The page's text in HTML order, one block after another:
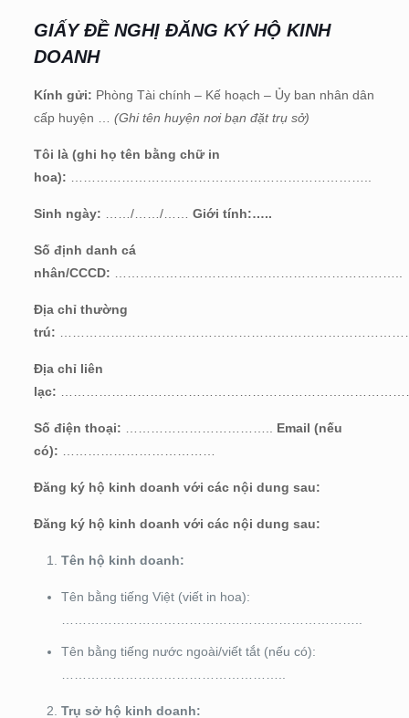
GIẤY ĐỀ NGHỊ ĐĂNG KÝ HỘ KINH
DOANH
Kính gửi: Phòng Tài chính – Kế hoạch – Ủy ban nhân dân
cấp huyện … (Ghi tên huyện nơi bạn đặt trụ sở)
Tôi là (ghi họ tên bằng chữ in
hoa):
Sinh ngày: ……/……/…… Giới tính:…..
Số định danh cá
nhân/CCCD:
Địa chỉ thường
trú:
Địa chỉ liên
lạc:
Số điện thoại:
Email (nếu
có):
Đăng ký hộ kinh doanh với các nội dung sau:
Đăng ký hộ kinh doanh với các nội dung sau:
Tên hộ kinh doanh:
Tên bằng tiếng Việt (viết in hoa):
Tên bằng tiếng nước ngoài/viết tắt (nếu có):
Trụ sở hộ kinh doanh: